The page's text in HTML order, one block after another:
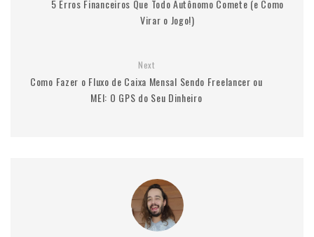
5 Erros Financeiros Que Todo Autônomo Comete (e Como
Virar o Jogo!)
Next
Como Fazer o Fluxo de Caixa Mensal Sendo Freelancer ou
MEI: O GPS do Seu Dinheiro